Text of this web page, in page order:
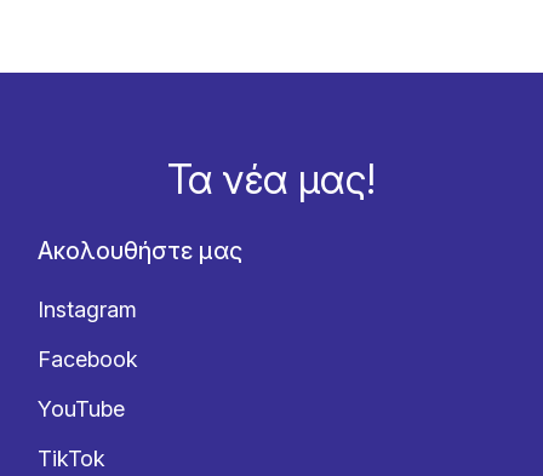
Τα νέα μας!
Ακολουθήστε μας
Instagram
Facebook
YouTube
TikTok